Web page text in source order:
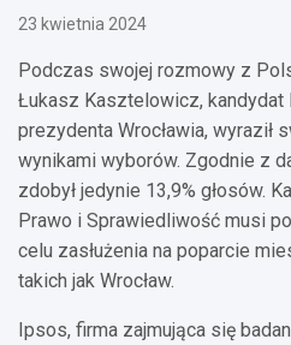
23 kwietnia 2024
Podczas swojej rozmowy z
Łukasz Kasztelowicz, kandydat
prezydenta Wrocławia, wyraził
wynikami wyborów. Zgodnie z
zdobył jedynie 13,9% głosów.
Prawo i Sprawiedliwość musi
celu zasłużenia na poparcie
takich jak Wrocław.
Ipsos, firma zajmująca się